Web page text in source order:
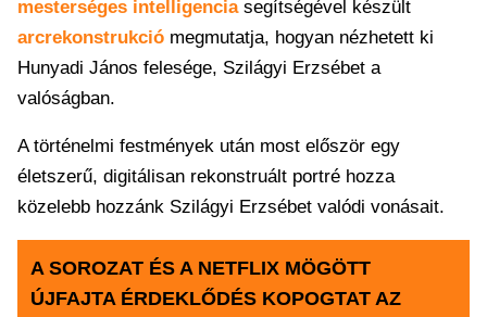
mesterséges intelligenciasegítségével készült
arcrekonstrukció megmutatja, hogyan nézhetett ki
Hunyadi János felesége, Szilágyi Erzsébet a
valóságban.
A történelmi festmények után most először egy
életszerű, digitálisan rekonstruált portré hozza
közelebb hozzánk Szilágyi Erzsébet valódi vonásait.
A SOROZAT ÉS A NETFLIX MÖGÖTT
ÚJFAJTA ÉRDEKLŐDÉS KOPOGTAT AZ